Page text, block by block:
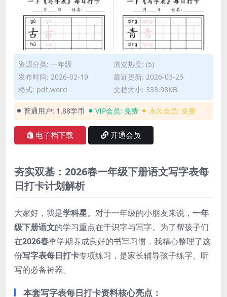
资源分类: 一年级
浏览热度: (5)
发布时间: 2026-02-19
最近更新: 2026-03-25
格式: pdf,word
文档大小: 333.98KB
普通用户: 1.88学币 VIP会员: 免费 永久会员: 免费
电子档下载 开通会员
夯实双基：2026春一年级下册语文写字表每
日打卡计划解析
大家好，我是学科星。对于一年级的小朋友来说， 一年
级下册语文的学习重点在于识字与写字。为了帮孩子们
在2026春季学期养成良好的书写习惯，我精心整理了这
份写字表每日打卡专项练习，是家长辅导孩子练字、听
写的必备神器。
本套写字表每日打卡资料核心亮点：